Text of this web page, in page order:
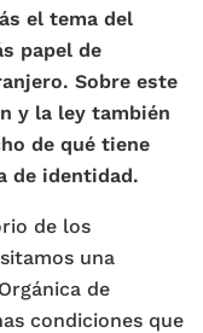
el tema del
papel de
Sobre este
y la ley también
de qué tiene
de identidad.
de los
una
de
condiciones que